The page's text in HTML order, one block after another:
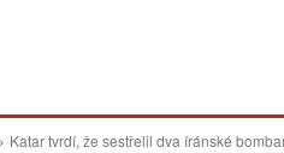
Katar tvrdí, že sestřelil dva íránské